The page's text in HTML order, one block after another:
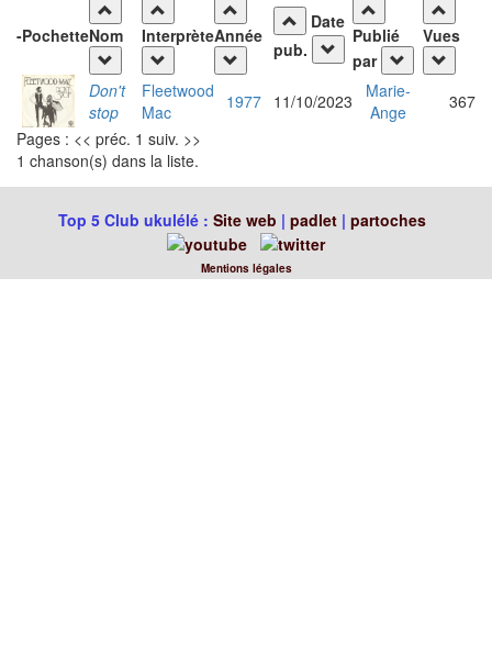
-PochetteNom InterprèteAnnée
Date
pub.
Publié
par
Vues
Don't
stop
Fleetwood
Mac
1977 11/10/2023
Marie-
Ange
367
Pages : << préc. 1 suiv. >>
1 chanson(s) dans la liste.
Top 5 Club ukulélé : Site web | padlet | partoches
Mentions légales